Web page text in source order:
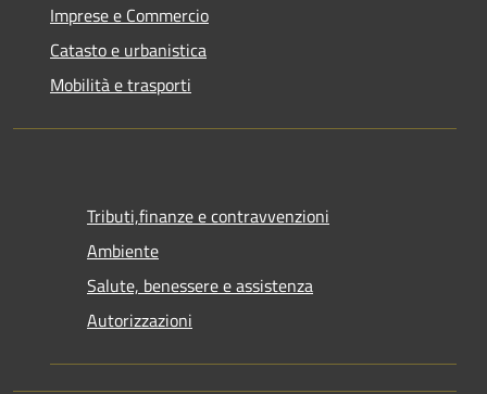
Imprese e Commercio
Catasto e urbanistica
Mobilità e trasporti
Tributi,finanze e contravvenzioni
Ambiente
Salute, benessere e assistenza
Autorizzazioni